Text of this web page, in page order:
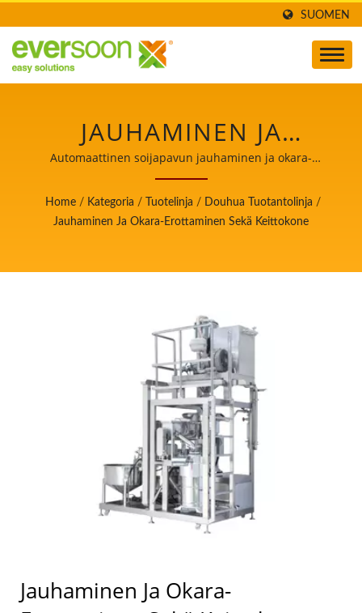
SUOMEN
JAUHAMINEN JA
OKARA-EROTTAMINEN
SEKÄ KEITTOKONE
OVAT YKSI KONEISTA
AUTOMAATTISEN
TOFUA JA SOIJAMAITOA
VALMISTAVAN KONEEN
JOHTAJA, JONKA
ENSISIJAINEN TAVOITE
ON
Automaattinen soijapavun jauhaminen ja okara-
erottaminen sekä keittokone / Automaattisen tofua ja
soijamaitoa valmistavan koneen johtaja, jonka
ensisijainen tavoite on elintarviketurvallisuus.
Home / Kategoria / Tuotelinja / Douhua Tuotantolinja /
Jauhaminen Ja Okara-Erottaminen Sekä Keittokone
Jauhaminen Ja Okara-